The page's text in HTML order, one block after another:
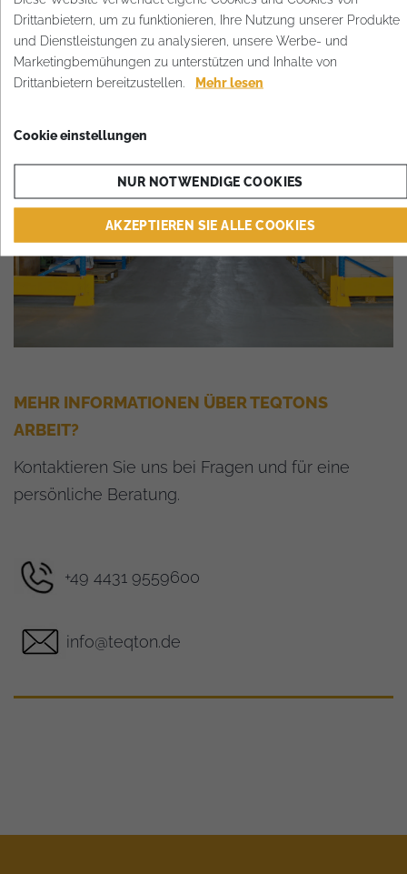
MEHR INFORMATIONEN ÜBER TEQTONS
ARBEIT?
Kontaktieren Sie uns bei Fragen und für eine
persönliche Beratung.
+49 4431 9559600
info@teqton.de
Drittanbietern, um zu funktionieren, Ihre Nutzung unserer Produkte
und Dienstleistungen zu analysieren, unsere Werbe- und
Marketingbemühungen zu unterstützen und Inhalte von
Drittanbietern bereitzustellen. Mehr lesen
Cookie einstellungen
NUR NOTWENDIGE COOKIES
AKZEPTIEREN SIE ALLE COOKIES